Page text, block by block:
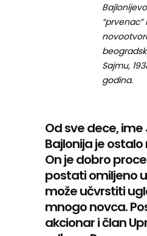
“prvenac”
Sajmu,
godina.
Od sve dece,
Bajlonija je ostalo
On je dobro
postati omiljeno
može učvrstiti
mnogo novca.
akcionar i član